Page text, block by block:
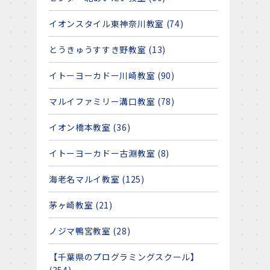
イオンスタイル東神奈川教室 (74)
とうきゅうすすき野教室 (13)
イトーヨーカドー川崎教室 (90)
マルイファミリー溝口教室 (78)
イオン橋本教室 (36)
イトーヨーカドー古淵教室 (8)
海老名マルイ教室 (125)
茅ヶ崎教室 (21)
ノジマ鴨宮教室 (28)
【千葉県のプログラミングスクール】